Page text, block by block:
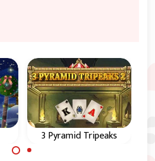
3 Pyramid Tripeaks